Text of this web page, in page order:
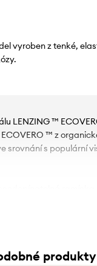
vyroben z tenké,
LENZING ™
™ z
srovnání s populární
produkty